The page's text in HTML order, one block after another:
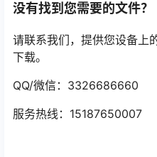
没有找到您需要的文件？
请联系我们，提供您设备上
下载。
QQ/微信：3326686660
服务热线：15187650007